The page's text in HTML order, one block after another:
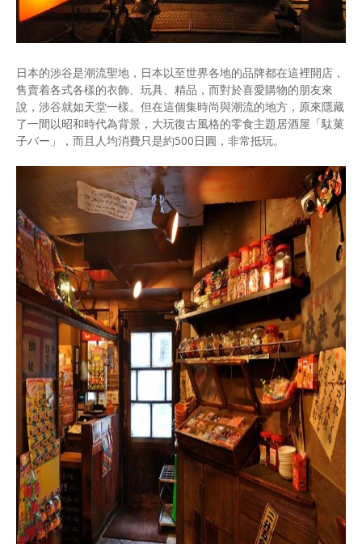
日本的涉谷是潮流聖地，日本以至世界各地的品牌都在這裡開店，
售賣着各式各樣的衣飾、玩具、精品，而對於喜愛購物的朋友來
說，涉谷就如天堂一樣。但在這個集時尚與潮流的地方，原來隱藏
了一間以昭和時代為背景，大玩復古風格的零食主題居酒屋「駄菓
子バー」，而且人均消費只是約500日圓，非常抵玩。